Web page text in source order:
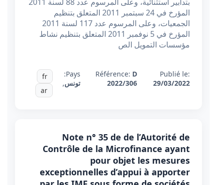
المؤرخ في 24 سبتمبر 2011 المتعلق بتنظيم
الجمعيات، وعلى المرسوم عدد 117 لسنة 2011
المؤرخ في 5 نوفمبر 2011 المتعلق بتنظيم نشاط
مؤسسات التمويل الص
Publié le:
29/03/2022
Référence: D
2022/306
Pays:
تونس,
fr
ar
Note n° 35 de de l’Autorité de
Contrôle de la Microfinance ayant
pour objet les mesures
exceptionnelles d’appui à apporter